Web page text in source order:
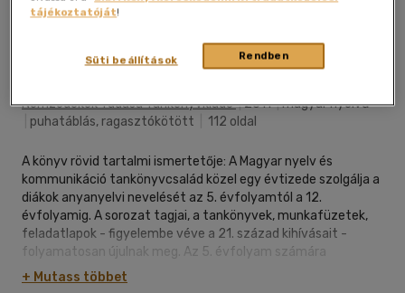
Nemzedékek Tudása Tankönyvkiadó|2011|magyar nyelvű
puhatáblás, ragasztókötött 112 oldal
A könyv rövid tartalmi ismertetője: A Magyar nyelv és
kommunikáció tankönyvcsalád közel egy évtizede szolgálja a
diákok anyanyelvi nevelését az 5. évfolyamtól a 12.
évfolyamig. A sorozat tagjai, a tankönyvek, munkafüzetek,
feladatlapok - figyelembe véve a 21. század kihívásait -
folyamatosan újulnak meg. Az 5. évfolyam számára
készített taneszközök ismeretanyaga a legújabb pedagógiai
és a nyelvészeti kutatások eredményeire épül a korosztály
+ Mutass többet
tájékoztatóját!
Rendben
Süti beállítások